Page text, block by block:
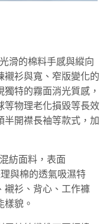
滑的棉料手感與縱向
襯衫與寬、窄版變化的
特的霧面消光質感，
等物理老化損毀等長效
半開襟長袖等款式，加
紡面料，表面
與棉的透氣吸濕特
襯衫、背心、工作褲
貌。